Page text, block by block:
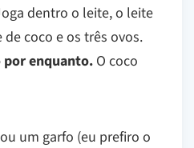
dentro o leite, o leite
coco e os três ovos.
por enquanto. O coco
um garfo (eu prefiro o